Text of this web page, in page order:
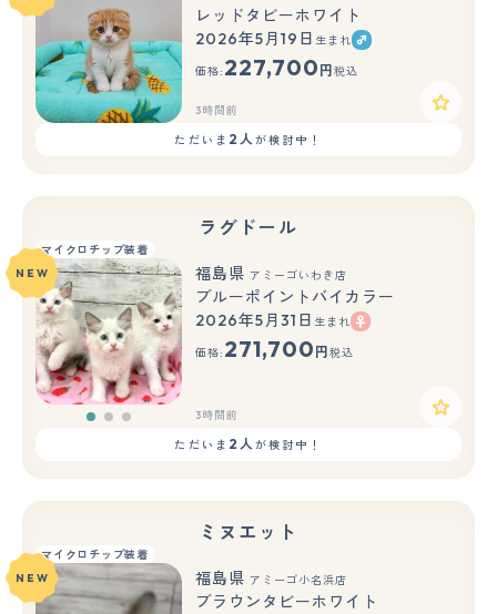
レッドタビーホワイト
2026年5月19日 生まれ
価格: 227,700 円 税込
3時間前
ただいま 2人が検討中！
ラグドール
マイクロチップ装着
もっと見る
NEW 福島県 アミーゴいわき店
ブルーポイントバイカラー
2026年5月31日 生まれ
価格: 271,700 円 税込
3時間前
ただいま 2人が検討中！
ミヌエット
マイクロチップ装着
NEW
福島県 アミーゴ小名浜店
ブラウンタビーホワイト